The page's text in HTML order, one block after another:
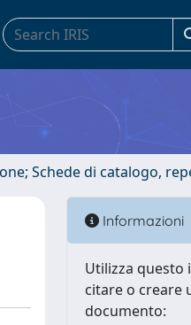
Schede di catalogo,
Informazioni
Utilizza
citare o creare
documento: